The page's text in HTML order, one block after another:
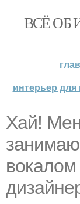
ВСЁ ОБ
интерьер
Хай!
вокалом